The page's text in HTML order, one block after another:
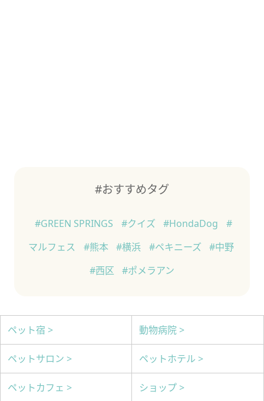
#おすすめタグ
#GREEN SPRINGS #クイズ #HondaDog
#
マルフェス
#熊本 #横浜 #ペキニーズ
#中野
#西区
#ポメラアン
ペット宿 > 動物病院 >
ペットサロン > ペットホテル >
ペットカフェ > ショップ >